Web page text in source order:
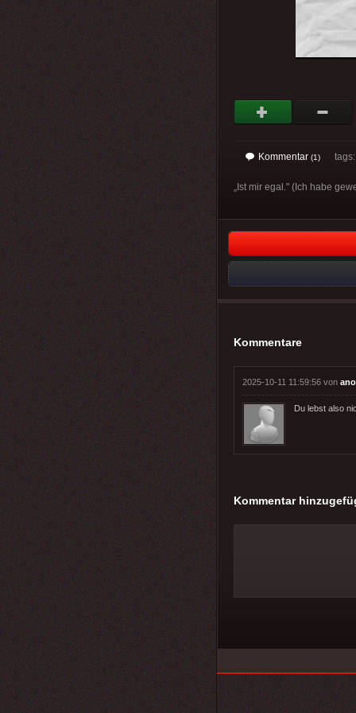
Kommentar (1) tags:
„Ist mir egal." (Ich habe
Kommentare
2025-10-11 11:59:56 von
Du lebst also
Kommentar